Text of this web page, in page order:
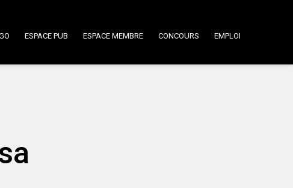
ESPACE PUB ESPACE MEMBRE CONCOURS EMPLOI